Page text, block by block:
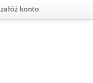
załóż konto